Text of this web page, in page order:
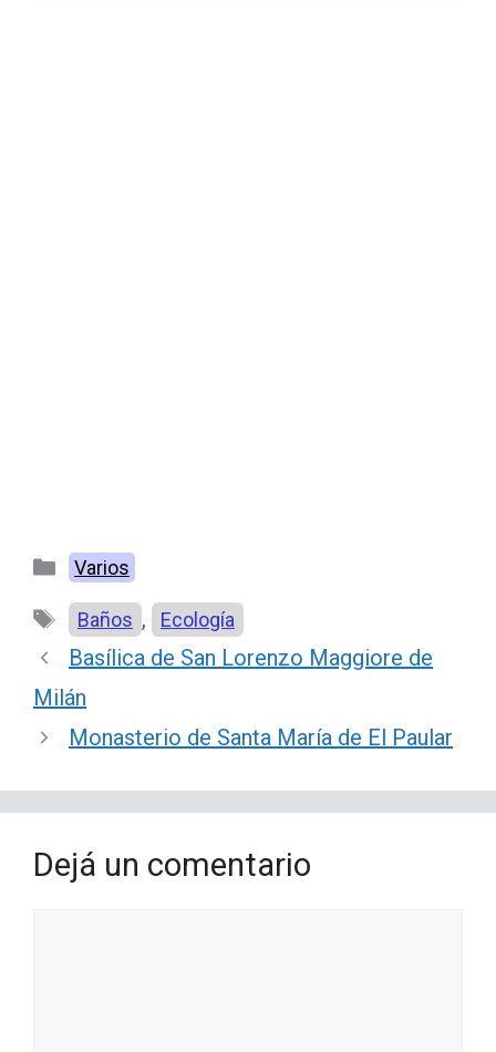
Categorías
Varios
Etiquetas
Baños , Ecología
Basílica de San Lorenzo Maggiore de
Milán
Monasterio de Santa María de El Paular
Dejá un comentario